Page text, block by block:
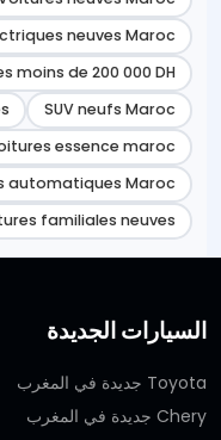
neuves Maroc
moins de 200 000 DH
SUV neufs Maroc
essence maroc
automatiques Maroc
familiales neuves
السيارات الجديدة
Toyota جديدة في المغرب
Chery جديدة في المغرب